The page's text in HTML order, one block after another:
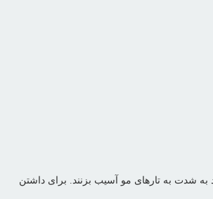
شدت به تارهای مو آسیب بزنند. برای داشتن